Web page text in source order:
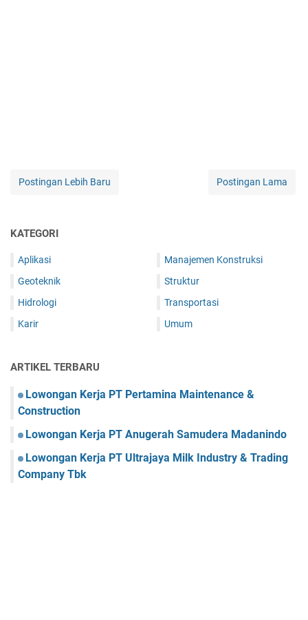
Postingan Lebih Baru Postingan Lama
KATEGORI
Aplikasi
Geoteknik
Hidrologi
Karir
Manajemen Konstruksi
Struktur
Transportasi
Umum
ARTIKEL TERBARU
Lowongan Kerja PT Pertamina Maintenance &
Construction
Lowongan Kerja PT Anugerah Samudera Madanindo
Lowongan Kerja PT Ultrajaya Milk Industry & Trading
Company Tbk